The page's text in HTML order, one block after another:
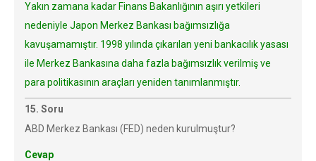
Yakın zamana kadar Finans Bakanlığının aşırı yetkileri
nedeniyle Japon Merkez Bankası bağımsızlığa
kavuşamamıştır. 1998 yılında çıkarılan yeni bankacılık yasası
ile Merkez Bankasına daha fazla bağımsızlık verilmiş ve
para politikasının araçları yeniden tanımlanmıştır.
15. Soru
ABD Merkez Bankası (FED) neden kurulmuştur?
Cevap